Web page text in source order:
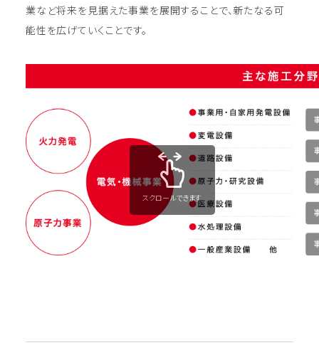
業など将来を見据えた事業を展開することで、新たなる可
能性を広げていくことです。
スクロールできます